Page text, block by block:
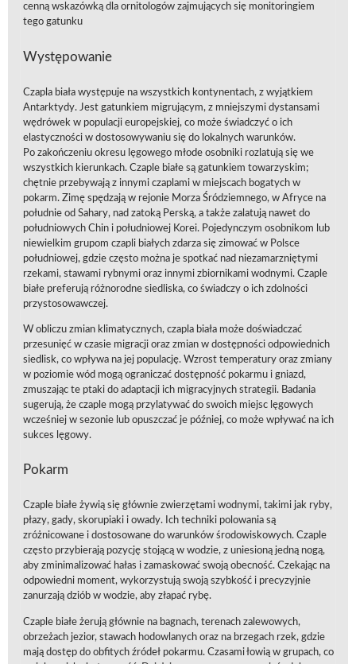
cenną wskazówką dla ornitologów zajmujących się monitoringiem
tego gatunku
Występowanie
Czapla biała występuje na wszystkich kontynentach, z wyjątkiem
Antarktydy. Jest gatunkiem migrującym, z mniejszymi dystansami
wędrówek w populacji europejskiej, co może świadczyć o ich
elastyczności w dostosowywaniu się do lokalnych warunków.
Po zakończeniu okresu lęgowego młode osobniki rozlatują się we
wszystkich kierunkach. Czaple białe są gatunkiem towarzyskim;
chętnie przebywają z innymi czaplami w miejscach bogatych w
pokarm. Zimę spędzają w rejonie Morza Śródziemnego, w Afryce na
południe od Sahary, nad zatoką Perską, a także zalatują nawet do
południowych Chin i południowej Korei. Pojedynczym osobnikom lub
niewielkim grupom czapli białych zdarza się zimować w Polsce
południowej, gdzie często można je spotkać nad niezamarzniętymi
rzekami, stawami rybnymi oraz innymi zbiornikami wodnymi. Czaple
białe preferują różnorodne siedliska, co świadczy o ich zdolności
przystosowawczej.
W obliczu zmian klimatycznych, czapla biała może doświadczać
przesunięć w czasie migracji oraz zmian w dostępności odpowiednich
siedlisk, co wpływa na jej populację. Wzrost temperatury oraz zmiany
w poziomie wód mogą ograniczać dostępność pokarmu i gniazd,
zmuszając te ptaki do adaptacji ich migracyjnych strategii. Badania
sugerują, że czaple mogą przylatywać do swoich miejsc lęgowych
wcześniej w sezonie lub opuszczać je później, co może wpływać na ich
sukces lęgowy.
Pokarm
Czaple białe żywią się głównie zwierzętami wodnymi, takimi jak ryby,
płazy, gady, skorupiaki i owady. Ich techniki polowania są
zróżnicowane i dostosowane do warunków środowiskowych. Czaple
często przybierają pozycję stojącą w wodzie, z uniesioną jedną nogą,
aby zminimalizować hałas i zamaskować swoją obecność. Czekając na
odpowiedni moment, wykorzystują swoją szybkość i precyzyjnie
zanurzają dziób w wodzie, aby złapać rybę.
Czaple białe żerują głównie na bagnach, terenach zalewowych,
obrzeżach jezior, stawach hodowlanych oraz na brzegach rzek, gdzie
mają dostęp do obfitych źródeł pokarmu. Czasami łowią w grupach, co